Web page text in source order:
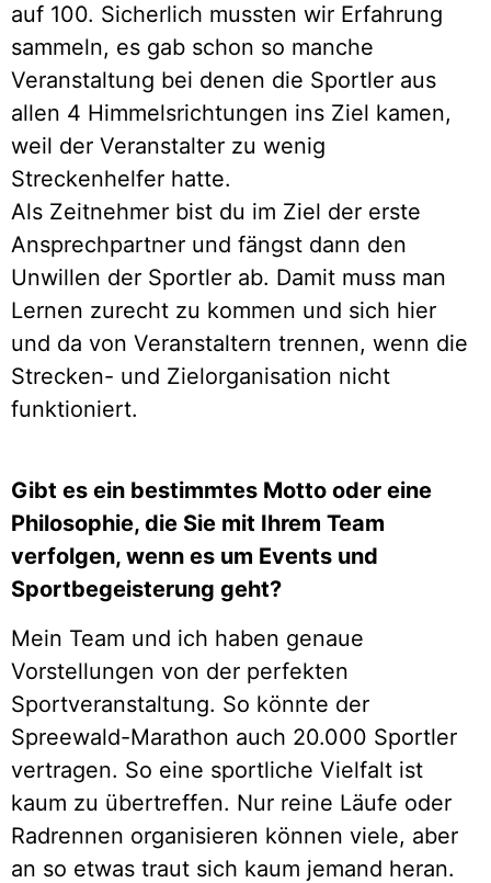
auf 100. Sicherlich mussten wir Erfahrung
sammeln, es gab schon so manche
Veranstaltung bei denen die Sportler aus
allen 4 Himmelsrichtungen ins Ziel kamen,
weil der Veranstalter zu wenig
Streckenhelfer hatte.
Als Zeitnehmer bist du im Ziel der erste
Ansprechpartner und fängst dann den
Unwillen der Sportler ab. Damit muss man
Lernen zurecht zu kommen und sich hier
und da von Veranstaltern trennen, wenn die
Strecken- und Zielorganisation nicht
funktioniert.
Gibt es ein bestimmtes Motto oder eine
Philosophie, die Sie mit Ihrem Team
verfolgen, wenn es um Events und
Sportbegeisterung geht?
Mein Team und ich haben genaue
Vorstellungen von der perfekten
Sportveranstaltung. So könnte der
Spreewald-Marathon auch 20.000 Sportler
vertragen. So eine sportliche Vielfalt ist
kaum zu übertreffen. Nur reine Läufe oder
Radrennen organisieren können viele, aber
an so etwas traut sich kaum jemand heran.